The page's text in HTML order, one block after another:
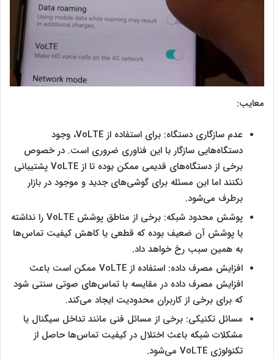
معایب:
عدم سازگاری دستگاه: برای استفاده از VoLTE، وجود
دستگاه‌هایی سازگار با این فناوری ضروری است. در خصوص
برخی از دستگاه‌های قدیمی ممکن بوده تا از VoLTE پشتیبانی
نکنند اما این مسئله برای گوشی‌های جدید و موجود در بازار
برطرف می‌شود.
پوشش محدود شبکه: برخی از مناطق پوشش VoLTE را نداشته
یا پوشش آن ضعیف بوده که قطعی یا کاهش کیفیت تماس‌ها
به همین سبب رخ خواهد داد.
افزایش مصرف داده: استفاده از VoLTE ممکن است باعث
افزایش مصرف داده در مقایسه با تماس‌های صوتی سنتی شود
که برای برخی از کاربران محدودیت ایجاد می‌کند.
مسائل تکنیکی: برخی از مسائل فنی مانند تداخل سیگنال یا
مشکلات شبکه باعث اختلال در کیفیت تماس‌ها حاصل از
تکنولوژی VoLTE می‌شود.